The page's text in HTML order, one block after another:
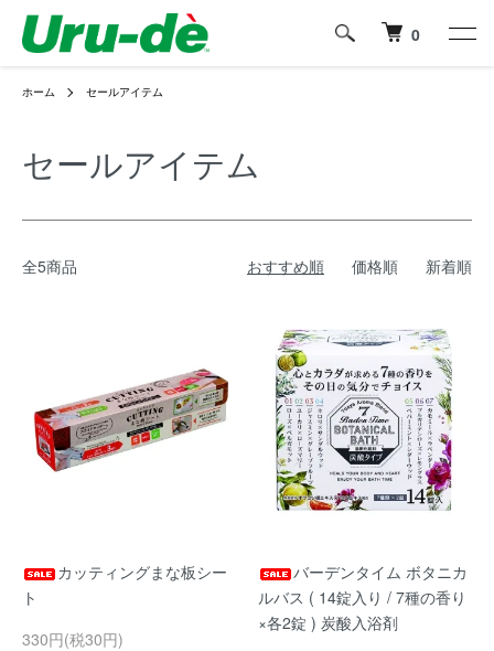
0
ホーム セールアイテム
セールアイテム
全5商品 おすすめ順 価格順 新着順
カッティングまな板シー
ト
330円(税30円)
バーデンタイム ボタニカ
ルバス ( 14錠入り / 7種の香り
×各2錠 ) 炭酸入浴剤